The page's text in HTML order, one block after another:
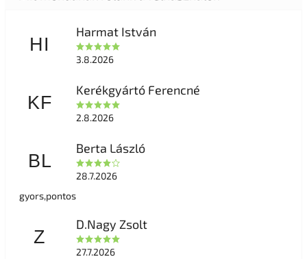
HI
Harmat István
3.8.2026
KF
Kerékgyártó Ferencné
2.8.2026
BL
Berta László
28.7.2026
gyors,pontos
Z
D.Nagy Zsolt
27.7.2026